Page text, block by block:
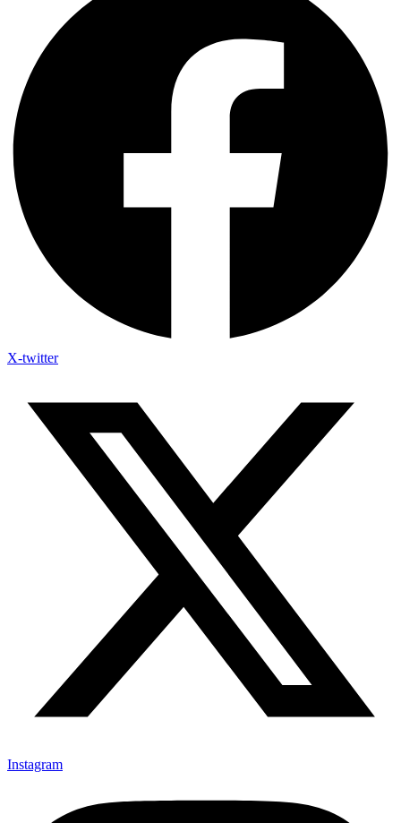
X-twitter
Instagram